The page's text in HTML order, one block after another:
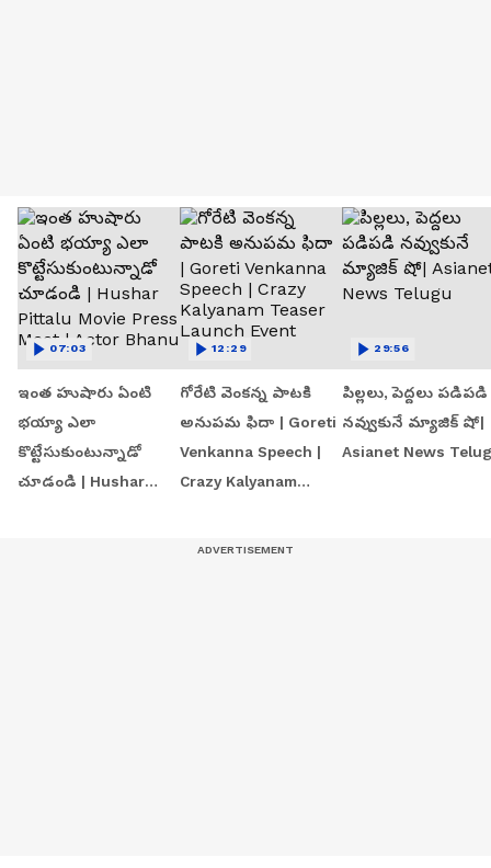
ఇంత హుషారు ఏంటి
భయ్యా ఎలా
కొట్టేసుకుంటున్నాడో
చూడండి | Hushar
07:03
గోరేటి వెంకన్న పాటకి
అనుపమ ఫిదా | Goreti
Venkanna Speech |
Crazy Kalyanam
12:29
పిల్లలు, పెద్దలు పడిపడి
నవ్వుకునే మ్యాజిక్ షో|
Asianet News
29:56